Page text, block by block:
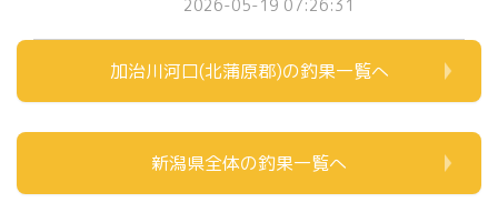
2026-05-19 07:26:31
加治川河口(北蒲原郡)の釣果一覧へ
新潟県全体の釣果一覧へ